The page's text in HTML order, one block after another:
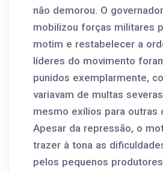
não demorou. O
mobilizou forças militares
motim e restabelecer a
líderes do movimento
punidos exemplarmente,
variavam de multas
mesmo exílios para outras
Apesar da repressão, o
trazer à tona as
pelos pequenos